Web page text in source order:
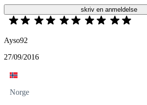
skriv en anmeldelse
Ayso92
27/09/2016
Norge